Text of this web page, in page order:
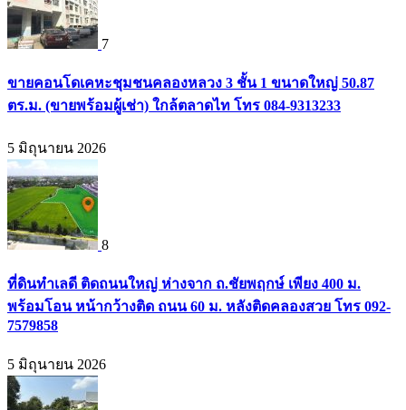
7
ขายคอนโดเคหะชุมชนคลองหลวง 3 ชั้น 1 ขนาดใหญ่ 50.87
ตร.ม. (ขายพร้อมผู้เช่า) ใกล้ตลาดไท โทร 084-9313233
5 มิถุนายน 2026
8
ที่ดินทำเลดี ติดถนนใหญ่ ห่างจาก ถ.ชัยพฤกษ์ เพียง 400 ม.
พร้อมโอน หน้ากว้างติด ถนน 60 ม. หลังติดคลองสวย โทร 092-
7579858
5 มิถุนายน 2026